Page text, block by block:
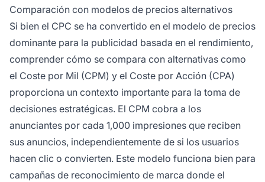
Comparación con modelos de precios alternativos
Si bien el CPC se ha convertido en el modelo de precios
dominante para la publicidad basada en el rendimiento,
comprender cómo se compara con alternativas como
el Coste por Mil (CPM) y el Coste por Acción (CPA)
proporciona un contexto importante para la toma de
decisiones estratégicas. El CPM cobra a los
anunciantes por cada 1,000 impresiones que reciben
sus anuncios, independientemente de si los usuarios
hacen clic o convierten. Este modelo funciona bien para
campañas de reconocimiento de marca donde el